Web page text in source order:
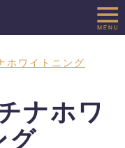
ホワイトニング
ナホワ
グ